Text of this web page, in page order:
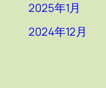
2025年1月
2024年12月